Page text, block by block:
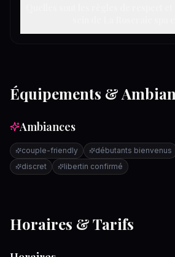
Équipements &
Ambiances
couple-friendly débutants bienvenus
discret
libertin confirmé
Horaires & Tarifs